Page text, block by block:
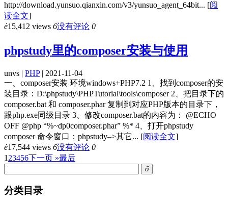
http://download.yunsuo.qianxin.com/v3/yunsuo_agent_64bit... [阅
读全文]
ė15,412 views 6没有评论 0
phpstudy里的composer安装与使用
unvs | PHP| 2021-11-04
一、composer安装 环境windows+PHP7.2 1、找到composer的安
装目录：D:\phpstudy\PHPTutorial\tools\composer 2、把目录下的
composer.bat 和 composer.phar 复制到对应PHP版本的目录下，
跟php.exe同级目录 3、修改composer.bat的内容为： @ECHO
OFF @php “%~dp0composer.phar” %* 4、打开phpstudy
composer 命令窗口：phpstudy–>其它... [阅读全文]
ė17,544 views 6没有评论 0
1 23456下一页 »最后
ő
分类目录